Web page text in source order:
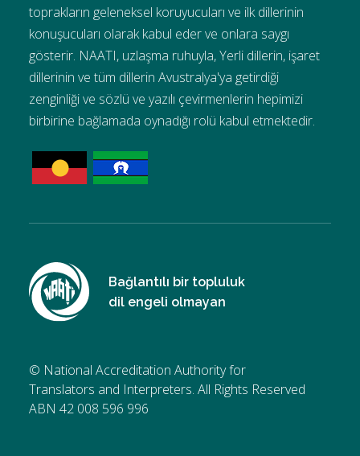
toprakların geleneksel koruyucuları ve ilk dillerinin
konuşucuları olarak kabul eder ve onlara saygı
gösterir. NAATI, uzlaşma ruhuyla, Yerli dillerin, işaret
dillerinin ve tüm dillerin Avustralya'ya getirdiği
zenginliği ve sözlü ve yazılı çevirmenlerin hepimizi
birbirine bağlamada oynadığı rolü kabul etmektedir.
Bağlantılı bir topluluk
dil engeli olmayan
© National Accreditation Authority for
Translators and Interpreters. All Rights Reserved
ABN 42 008 596 996